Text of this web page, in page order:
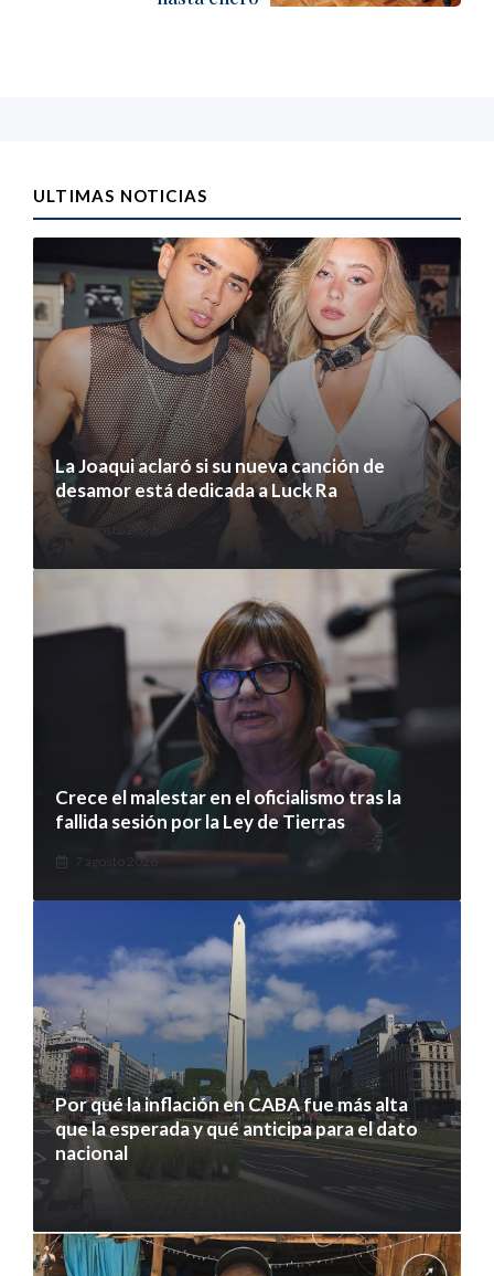
ULTIMAS NOTICIAS
La Joaqui aclaró si su nueva canción de
desamor está dedicada a Luck Ra
7 agosto 2026
Crece el malestar en el oficialismo tras la
fallida sesión por la Ley de Tierras
7 agosto 2026
Por qué la inflación en CABA fue más alta
que la esperada y qué anticipa para el dato
nacional